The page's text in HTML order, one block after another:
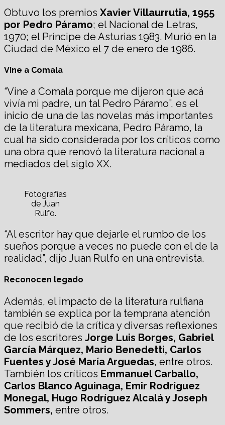
Obtuvo los premios Xavier Villaurrutia, 1955
por Pedro Páramo; el Nacional de Letras,
1970; el Príncipe de Asturias 1983. Murió en la
Ciudad de México el 7 de enero de 1986.
Vine a Comala
“Vine a Comala porque me dijeron que acá
vivía mi padre, un tal Pedro Páramo”, es el
inicio de una de las novelas más importantes
de la literatura mexicana, Pedro Páramo, la
cual ha sido considerada por los críticos como
una obra que renovó la literatura nacional a
mediados del siglo XX.
Fotografías
de Juan
Rulfo.
“Al escritor hay que dejarle el rumbo de los
sueños porque a veces no puede con el de la
realidad”, dijo Juan Rulfo en una entrevista.
Reconocen legado
Además, el impacto de la literatura rulfiana
también se explica por la temprana atención
que recibió de la crítica y diversas reflexiones
de los escritores Jorge Luis Borges, Gabriel
García Márquez, Mario Benedetti, Carlos
Fuentes y José María Arguedas, entre otros.
También los críticos Emmanuel Carballo,
Carlos Blanco Aguinaga, Emir Rodríguez
Monegal, Hugo Rodríguez Alcalá y Joseph
Sommers, entre otros.